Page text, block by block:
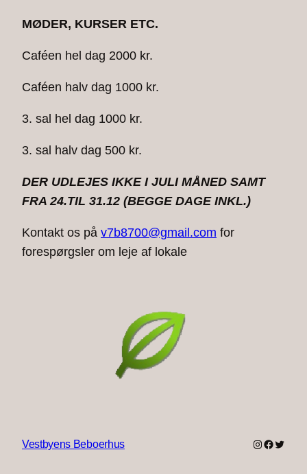
MØDER, KURSER ETC.
Caféen hel dag 2000 kr.
Caféen halv dag 1000 kr.
3. sal hel dag 1000 kr.
3. sal halv dag 500 kr.
DER UDLEJES IKKE I JULI MÅNED SAMT
FRA 24.TIL 31.12 (BEGGE DAGE INKL.)
Kontakt os på v7b8700@gmail.com for
forespørgsler om leje af lokale
Vestbyens Beboerhus Instagram
Twitter